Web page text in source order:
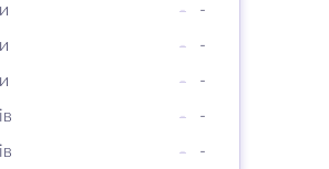
-
-
-
-
-
-
-
-
-
-